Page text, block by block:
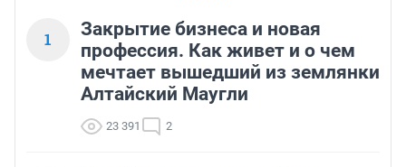
1
Закрытие бизнеса и новая
профессия. Как живет и о чем
мечтает вышедший из землянки
Алтайский Маугли
23 391 2